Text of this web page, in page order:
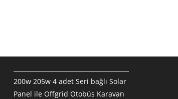
200w 205w 4 adet Seri bağlı Solar
Panel ile Offgrid Otobüs Karavan